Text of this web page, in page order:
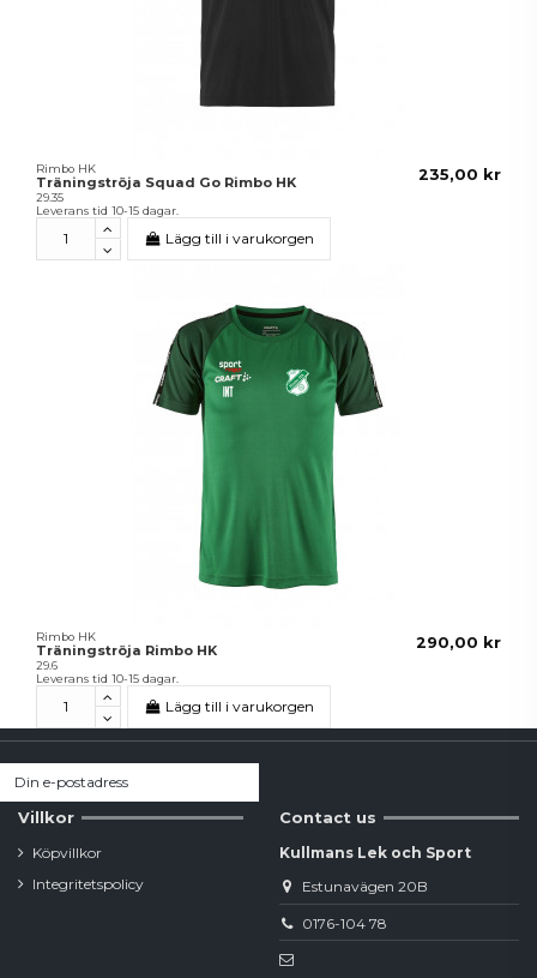
Rimbo HK
Träningströja Squad Go Rimbo HK
29.35
235,00 kr
Leverans tid 10-15 dagar.
Lägg till i varukorgen
Rimbo HK
Träningströja Rimbo HK
29.6
290,00 kr
Leverans tid 10-15 dagar.
Lägg till i varukorgen
Villkor
Köpvillkor
Integritetspolicy
Contact us
Kullmans Lek och Sport
Estunavägen 20B
0176-104 78